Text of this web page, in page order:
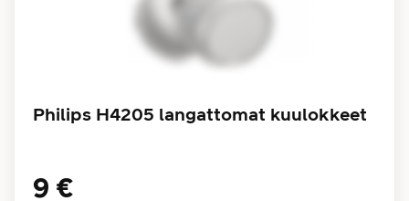
Philips H4205 langattomat kuulokkeet
9 €